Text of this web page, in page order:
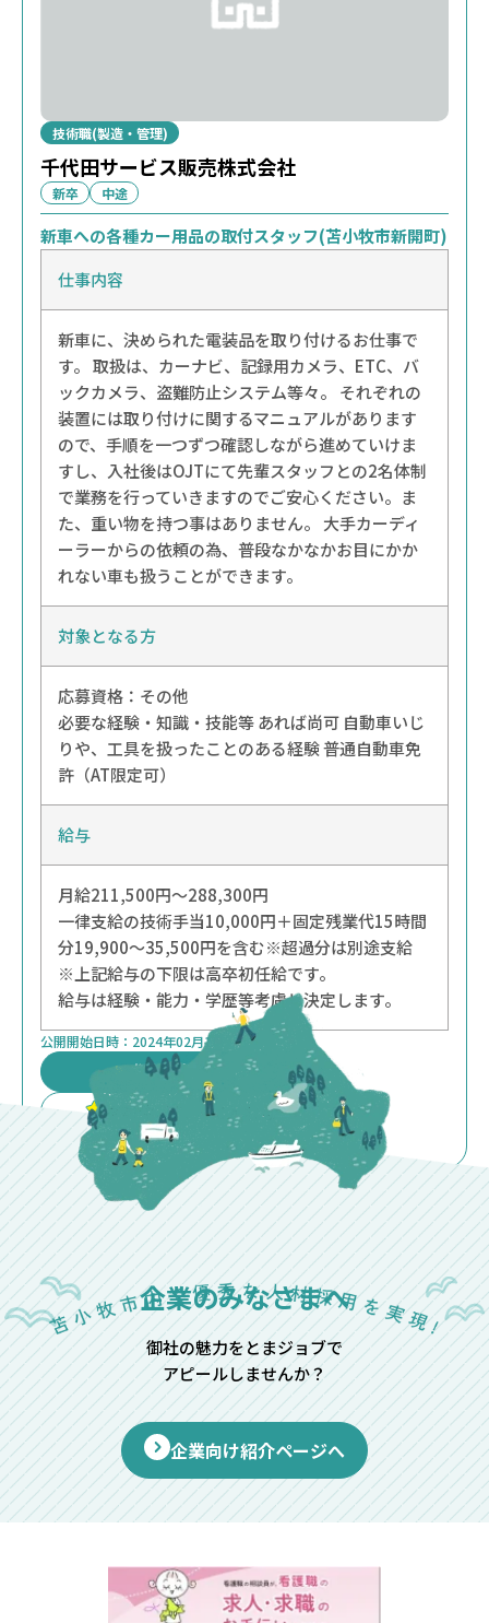
技術職(製造・管理)
千代田サービス販売株式会社
新卒 中途
新車への各種カー用品の取付スタッフ(苫小牧市新開町)
仕事内容
新車に、決められた電装品を取り付けるお仕事で
す。 取扱は、カーナビ、記録用カメラ、ETC、バ
ックカメラ、盗難防止システム等々。 それぞれの
装置には取り付けに関するマニュアルがあります
ので、手順を一つずつ確認しながら進めていけま
すし、入社後はOJTにて先輩スタッフとの2名体制
で業務を行っていきますのでご安心ください。ま
た、重い物を持つ事はありません。 大手カーディ
ーラーからの依頼の為、普段なかなかお目にかか
れない車も扱うことができます。
対象となる方
応募資格：その他
必要な経験・知識・技能等 あれば尚可 自動車いじ
りや、工具を扱ったことのある経験 普通自動車免
許（AT限定可）
給与
月給211,500円〜288,300円
一律支給の技術手当10,000円＋固定残業代15時間
分19,900〜35,500円を含む※超過分は別途支給
※上記給与の下限は高卒初任給です。
給与は経験・能力・学歴等考慮し決定します。
検討中リストに入れる
求人詳細を見る
公開開始日時： 2024年02月13日
企業のみなさまへ
御社の魅力をとまジョブで
アピールしませんか？
企業向け紹介ページへ